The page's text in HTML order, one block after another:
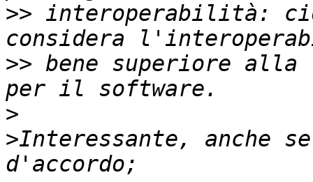
>> interoperabilità:
>> bene superiore
>
>Interessante, anche